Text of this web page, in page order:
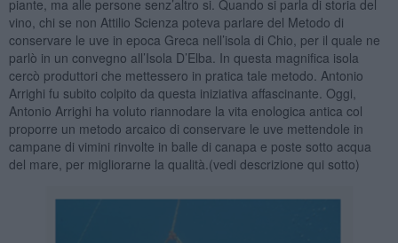
piante, ma alle persone senz’altro si. Quando si parla di storia del
vino, chi se non Attilio Scienza poteva parlare del Metodo di
conservare le uve in epoca Greca nell’isola di Chio, per il quale ne
parlò in un convegno all’Isola D’Elba. In questa magnifica isola
cercò produttori che mettessero in pratica tale metodo. Antonio
Arrighi fu subito colpito da questa iniziativa affascinante. Oggi,
Antonio Arrighi ha voluto riannodare la vita enologica antica col
proporre un metodo arcaico di conservare le uve mettendole in
campane di vimini rinvolte in balle di canapa e poste sotto acqua
del mare, per migliorarne la qualità.(vedi descrizione qui sotto)